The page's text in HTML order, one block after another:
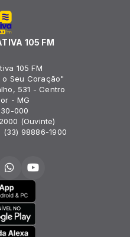
105 FM
105 FM
o Seu Coração"
531 - Centro
- MG
000
(Ouvinte)
(33) 98886-1900